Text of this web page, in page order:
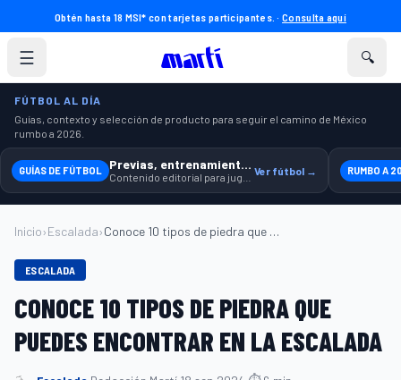
Obtén hasta 18 MSI* con tarjetas participantes. ·Consulta aquí
☰ 🔍
FÚTBOL AL DÍA
Guías, contexto y selección de producto para seguir el camino de México
rumbo a 2026.
GUÍAS DE FÚTBOL Previas, entrenamiento y producto Ver fútbol → RUMBO A
Inicio›Escalada› Conoce 10 tipos de piedra que puedes enc...
ESCALADA
CONOCE 10 TIPOS DE PIEDRA QUE
PUEDES ENCONTRAR EN LA ESCALADA